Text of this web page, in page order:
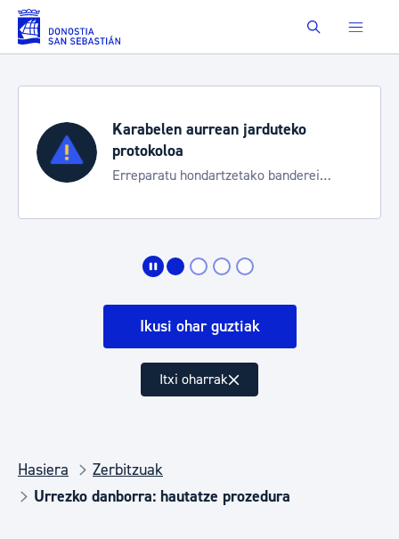
Eduki nagusira joan Buscar
Aste Nagusia 2026
Trafiko mozketak eta garraio zerbitzu
bereziak
Ikusi ohar guztiak
Itxi oharrak
Hasiera
Zerbitzuak
Urrezko danborra: hautatze prozedura